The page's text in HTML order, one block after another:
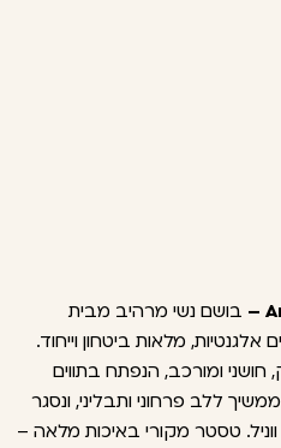
בושם נשי מרהיב מבית
חושני ומורכב, הנפתח בתווים
ללב פרחוני ותבליני, ונסגר
טסטר מקורי באיכות מלאה –